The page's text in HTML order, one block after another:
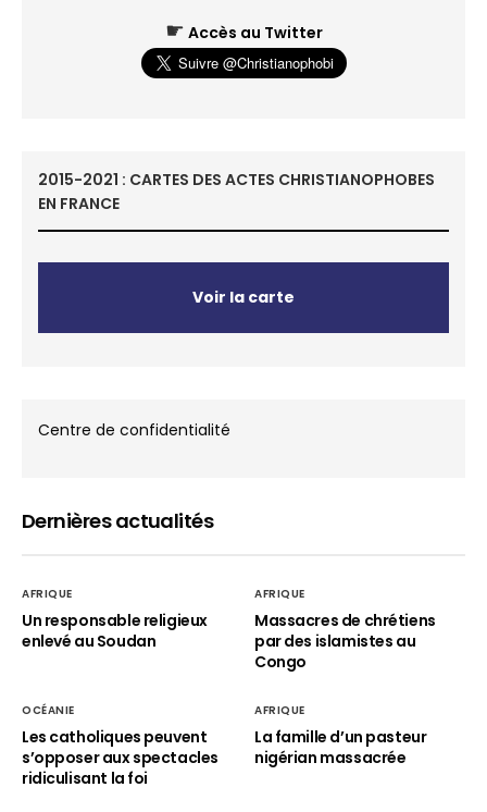
☛ Accès au Twitter
2015-2021 : CARTES DES ACTES CHRISTIANOPHOBES
EN FRANCE
Voir la carte
Centre de confidentialité
Dernières actualités
AFRIQUE
Un responsable religieux
enlevé au Soudan
AFRIQUE
Massacres de chrétiens
par des islamistes au
Congo
OCÉANIE
Les catholiques peuvent
s’opposer aux spectacles
ridiculisant la foi
AFRIQUE
La famille d’un pasteur
nigérian massacrée